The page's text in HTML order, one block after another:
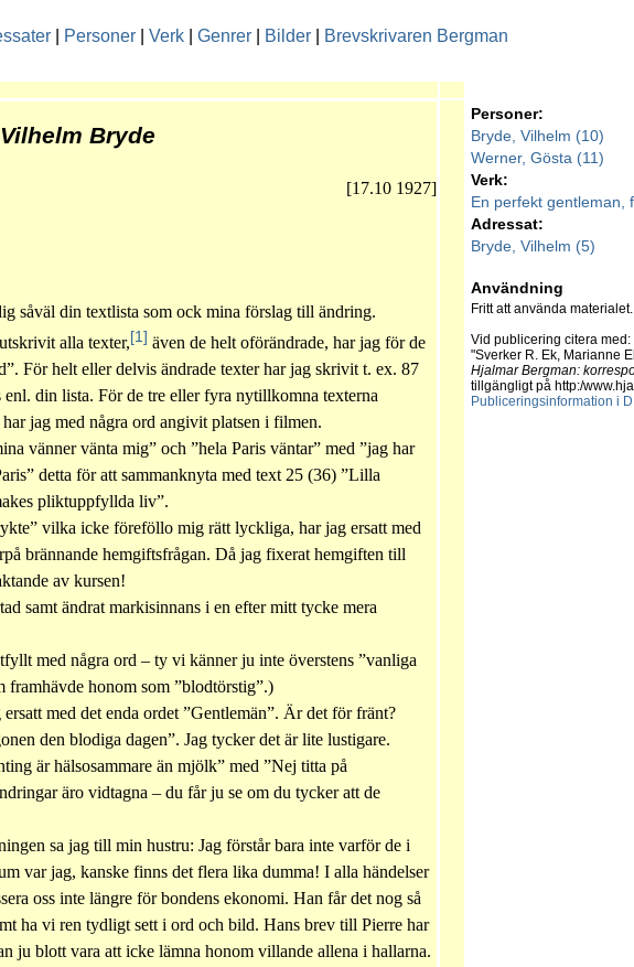
Personer Verk Genrer Bilder Brevskrivaren Bergman
Bryde
[17.10 1927]
såväl din textlista som ock mina förslag till ändring.
alla texter,[1] även de helt oförändrade, har jag för de
För helt eller delvis ändrade texter har jag skrivit t. ex. 87
din lista. För de tre eller fyra nytillkomna texterna
jag med några ord angivit platsen i filmen.
vänner vänta mig” och ”hela Paris väntar” med ”jag har
detta för att sammanknyta med text 25 (36) ”Lilla
pliktuppfyllda liv”.
vilka icke föreföllo mig rätt lyckliga, har jag ersatt med
brännande hemgiftsfrågan. Då jag fixerat hemgiften till
av kursen!
samt ändrat markisinnans i en efter mitt tycke mera
med några ord – ty vi känner ju inte överstens ”vanliga
honom som ”blodtörstig”.)
med det enda ordet ”Gentlemän”. Är det för fränt?
den blodiga dagen”. Jag tycker det är lite lustigare.
är hälsosammare än mjölk” med ”Nej titta på
äro vidtagna – du får ju se om du tycker att de
sa jag till min hustru: Jag förstår bara inte varför de i
var jag, kanske finns det flera lika dumma! I alla händelser
oss inte längre för bondens ekonomi. Han får det nog så
ha vi ren tydligt sett i ord och bild. Hans brev till Pierre har
ju blott vara att icke lämna honom villande allena i hallarna.
Personer:
Bryde, Vilhelm (10)
Werner, Gösta (11)
Verk:
En perfekt gentleman,
Adressat:
Bryde, Vilhelm (5)
Användning
Fritt att använda materialet.
Vid publicering citera med:
"Sverker R. Ek, Marianne
Hjalmar Bergman:
tillgängligt på http:/
Publiceringsinformation i